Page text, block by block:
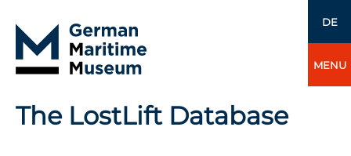
DE
MENU
The LostLift Database